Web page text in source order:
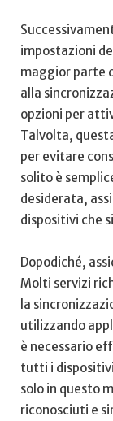
impostazioni
maggior parte
alla
opzioni per⁢
Talvolta,
per evitare
solito è
desiderata,
dispositivi che
Dopodiché,
Molti​ servizi
⁤la
utilizzando
è necessario
tutti i
solo in ⁣questo
riconosciuti e